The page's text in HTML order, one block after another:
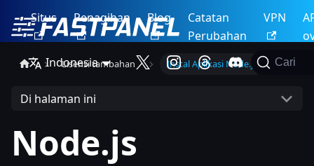
Situs Penagihan Blog
Catatan
Perubahan
VPN
Indonesia
Cari
Lisensi tambahan Instal Aplikasi Node.js
Di halaman ini
Node.js